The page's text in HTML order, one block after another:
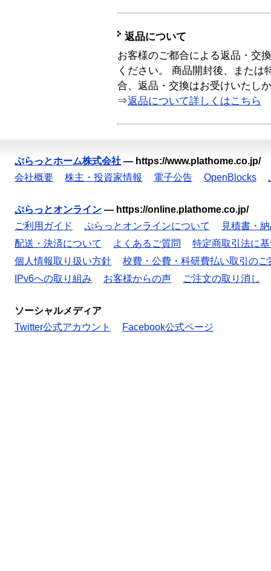
返品について
お客様のご都合による返品・交
ください。 商品開封後、または
合、返品・交換はお受けいたし
⇒返品について詳しくはこちら
ぷらっとホーム株式会社 — https://www.plathome.co.jp/
会社概要
株主・投資家情報 電子公告 OpenBlocks
ぷらっとオンライン — https://online.plathome.co.jp/
ご利用ガイド
ぷらっとオンラインについて
見積書・
配送・決済について
よくあるご質問
特定商取引法に
個人情報取り扱い方針
校費・公費・科研費払い取引のご
IPv6への取り組み
お客様からの声 ご注文の取り消し
ソーシャルメディア
Twitter公式アカウント
Facebook公式ページ